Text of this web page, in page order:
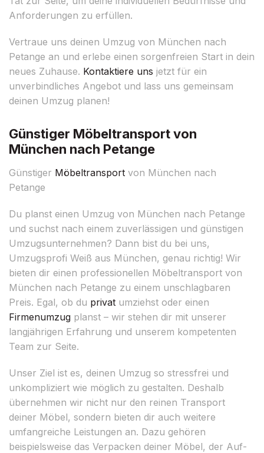
Anforderungen zu erfüllen.
Vertraue uns deinen Umzug von München nach
Petange an und erlebe einen sorgenfreien Start in dein
neues Zuhause. Kontaktiere uns jetzt für ein
unverbindliches Angebot und lass uns gemeinsam
deinen Umzug planen!
Günstiger Möbeltransport von
München nach Petange
Günstiger Möbeltransport von München nach
Petange
Du planst einen Umzug von München nach Petange
und suchst nach einem zuverlässigen und günstigen
Umzugsunternehmen? Dann bist du bei uns,
Umzugsprofi Weiß aus München, genau richtig! Wir
bieten dir einen professionellen Möbeltransport von
München nach Petange zu einem unschlagbaren
Preis. Egal, ob du privat umziehst oder einen
Firmenumzug planst – wir stehen dir mit unserer
langjährigen Erfahrung und unserem kompetenten
Team zur Seite.
Unser Ziel ist es, deinen Umzug so stressfrei und
unkompliziert wie möglich zu gestalten. Deshalb
übernehmen wir nicht nur den reinen Transport
deiner Möbel, sondern bieten dir auch weitere
umfangreiche Leistungen an. Dazu gehören
beispielsweise das Verpacken deiner Möbel, der Auf-